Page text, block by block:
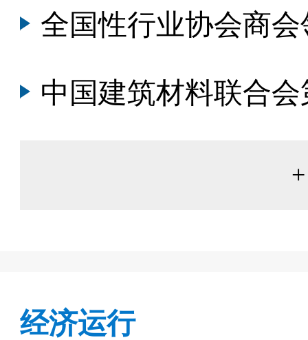
全国性行业协会商
中国建筑材料联合会第七次会员代表大会暨七
经济运行